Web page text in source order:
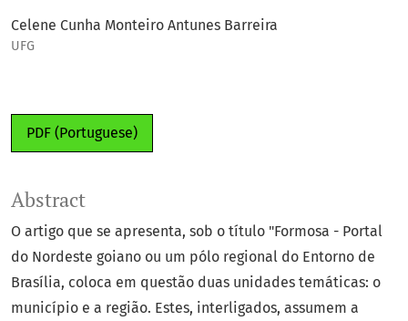
Celene Cunha Monteiro Antunes Barreira
UFG
PDF (Portuguese)
Abstract
O artigo que se apresenta, sob o título "Formosa - Portal
do Nordeste goiano ou um pólo regional do Entorno de
Brasília, coloca em questão duas unidades temáticas: o
município e a região. Estes, interligados, assumem a